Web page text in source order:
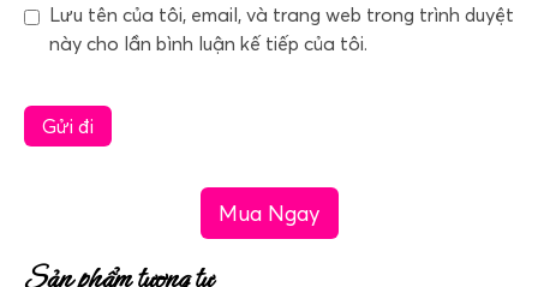
Lưu tên của tôi, email, và trang web trong trình duyệt
này cho lần bình luận kế tiếp của tôi.
Mua Ngay